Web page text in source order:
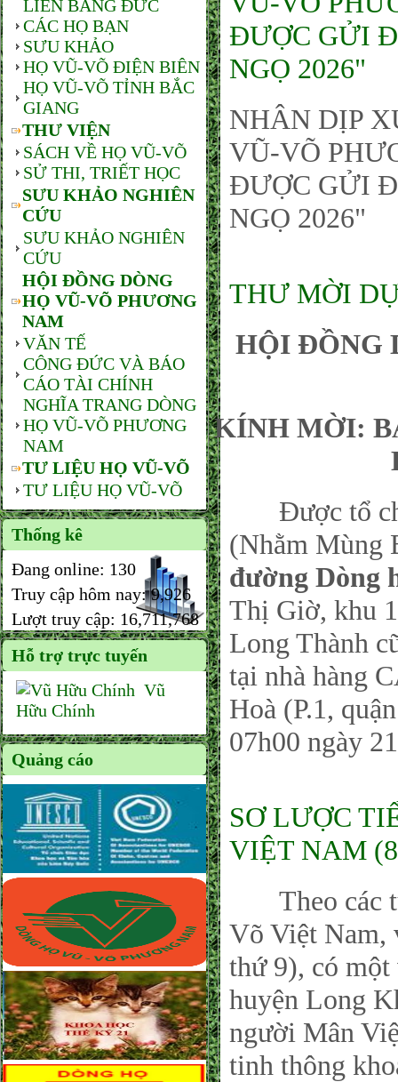
LIÊN BANG ĐỨC
CÁC HỌ BẠN
SƯU KHẢO
HỌ VŨ-VÕ ĐIỆN BIÊN
HỌ VŨ-VÕ TỈNH BẮC
GIANG
THƯ VIỆN
SÁCH VỀ HỌ VŨ-VÕ
SỬ THI, TRIẾT HỌC
SƯU KHẢO NGHIÊN
CỨU
SƯU KHẢO NGHIÊN
CỨU
HỘI ĐỒNG DÒNG
HỌ VŨ-VÕ PHƯƠNG
NAM
VĂN TẾ
CÔNG ĐỨC VÀ BÁO
CÁO TÀI CHÍNH
NGHĨA TRANG DÒNG
HỌ VŨ-VÕ PHƯƠNG
NAM
TƯ LIỆU HỌ VŨ-VÕ
TƯ LIỆU HỌ VŨ-VÕ
Thống kê
Đang online: 130
Truy cập hôm nay:9,926
Lượt truy cập: 16,711,768
Hỗ trợ trực tuyến
Vũ
Hữu Chính
Quảng cáo
ĐƯỢC GỬI
NGỌ 2026"
NHÂN DỊP
VŨ-VÕ
ĐƯỢC GỬI
NGỌ 2026"
THƯ MỜI
HỘI ĐỒNG
KÍNH MỜI:
Được tổ
(Nhằm Mùng
đường Dòng
Thị Giờ, khu
Long Thành
tại nhà hàng
Hoà (P.1,
07h00 ngày
SƠ LƯỢC
VIỆT NAM
Theo các
Võ Việt Nam,
thứ 9), có
huyện Long
người Mân
tinh thông